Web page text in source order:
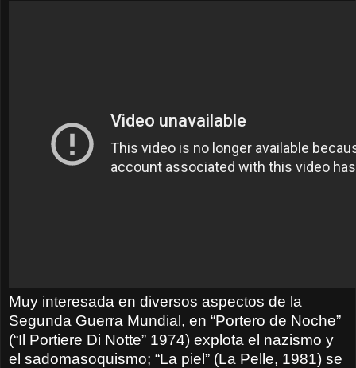
Muy interesada en diversos aspectos de la
Segunda Guerra Mundial, en “Portero de Noche”
(“Il Portiere Di Notte” 1974) explota el nazismo y
el sadomasoquismo; “La piel” (La Pelle, 1981) se